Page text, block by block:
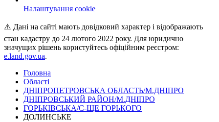
Налаштування cookie
⚠️ Дані на сайті мають довідковий характер і відображають
стан кадастру до 24 лютого 2022 року. Для юридично
значущих рішень користуйтесь офіційним реєстром:
e.land.gov.ua.
Головна
Області
ДНІПРОПЕТРОВСЬКА ОБЛАСТЬ/М.ДНІПРО
ДНІПРОВСЬКИЙ РАЙОН/М.ДНІПРО
ГОРЬКІВСЬКА/С-ЩЕ ГОРЬКОГО
ДОЛИНСЬКЕ